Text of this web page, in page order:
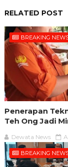
RELATED POST
BREAKING
Penerapan
Teh Ong Jadi
Dewata News
BREAKING